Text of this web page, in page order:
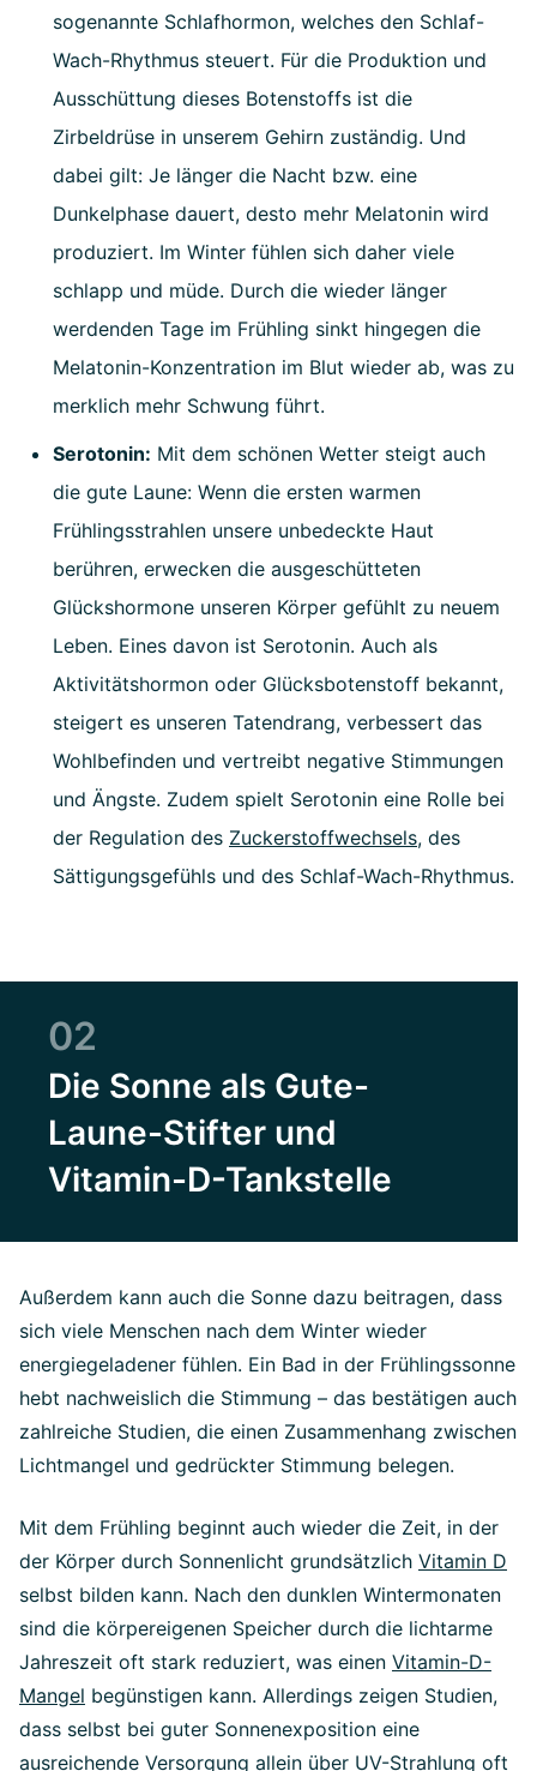
sogenannte Schlafhormon, welches den Schlaf-
Wach-Rhythmus steuert. Für die Produktion und
Ausschüttung dieses Botenstoffs ist die
Zirbeldrüse in unserem Gehirn zuständig. Und
dabei gilt: Je länger die Nacht bzw. eine
Dunkelphase dauert, desto mehr Melatonin wird
produziert. Im Winter fühlen sich daher viele
schlapp und müde. Durch die wieder länger
werdenden Tage im Frühling sinkt hingegen die
Melatonin-Konzentration im Blut wieder ab, was zu
merklich mehr Schwung führt.
Serotonin: Mit dem schönen Wetter steigt auch
die gute Laune: Wenn die ersten warmen
Frühlingsstrahlen unsere unbedeckte Haut
berühren, erwecken die ausgeschütteten
Glückshormone unseren Körper gefühlt zu neuem
Leben. Eines davon ist Serotonin. Auch als
Aktivitätshormon oder Glücksbotenstoff bekannt,
steigert es unseren Tatendrang, verbessert das
Wohlbefinden und vertreibt negative Stimmungen
und Ängste. Zudem spielt Serotonin eine Rolle bei
der Regulation des Zuckerstoffwechsels, des
Sättigungsgefühls und des Schlaf-Wach-Rhythmus.
02
Die Sonne als Gute-
Laune-Stifter und
Vitamin-D-Tankstelle
Außerdem kann auch die Sonne dazu beitragen, dass
sich viele Menschen nach dem Winter wieder
energiegeladener fühlen. Ein Bad in der Frühlingssonne
hebt nachweislich die Stimmung – das bestätigen auch
zahlreiche Studien, die einen Zusammenhang zwischen
Lichtmangel und gedrückter Stimmung belegen.
Mit dem Frühling beginnt auch wieder die Zeit, in der
der Körper durch Sonnenlicht grundsätzlich Vitamin D
selbst bilden kann. Nach den dunklen Wintermonaten
sind die körpereigenen Speicher durch die lichtarme
Jahreszeit oft stark reduziert, was einen Vitamin-D-
Mangel begünstigen kann. Allerdings zeigen Studien,
dass selbst bei guter Sonnenexposition eine
ausreichende Versorgung allein über UV-Strahlung oft